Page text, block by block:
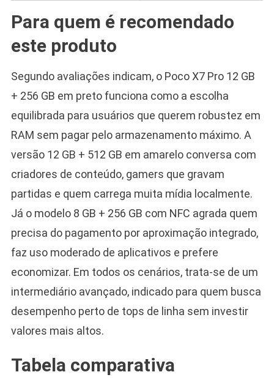
Para quem é recomendado
este produto
Segundo avaliações indicam, o Poco X7 Pro 12 GB
+ 256 GB em preto funciona como a escolha
equilibrada para usuários que querem robustez em
RAM sem pagar pelo armazenamento máximo. A
versão 12 GB + 512 GB em amarelo conversa com
criadores de conteúdo, gamers que gravam
partidas e quem carrega muita mídia localmente.
Já o modelo 8 GB + 256 GB com NFC agrada quem
precisa do pagamento por aproximação integrado,
faz uso moderado de aplicativos e prefere
economizar. Em todos os cenários, trata-se de um
intermediário avançado, indicado para quem busca
desempenho perto de tops de linha sem investir
valores mais altos.
Tabela comparativa